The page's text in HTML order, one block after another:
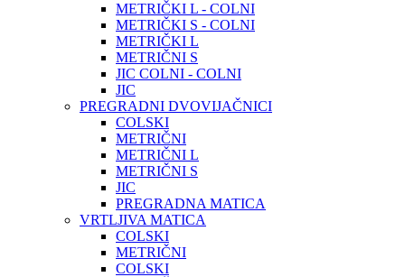
METRIČKI L - COLNI
METRIČKI S - COLNI
METRIČKI L
METRIČNI S
JIC COLNI - COLNI
JIC
PREGRADNI DVOVIJAČNICI
COLSKI
METRIČNI
METRIČNI L
METRIČNI S
JIC
PREGRADNA MATICA
VRTLJIVA MATICA
COLSKI
METRIČNI
COLSKI